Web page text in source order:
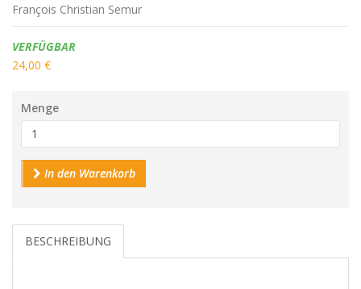
François Christian Semur
Verfügbarkeit:
VERFÜGBAR
24,00 €
Menge
In den Warenkorb
BESCHREIBUNG